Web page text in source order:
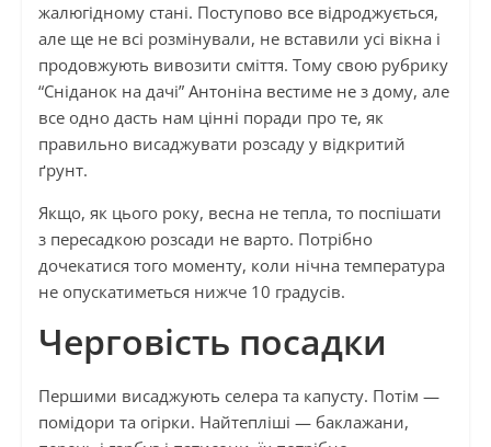
жалюгідному стані. Поступово все відроджується,
але ще не всі розмінували, не вставили усі вікна і
продовжують вивозити сміття. Тому свою рубрику
“Сніданок на дачі” Антоніна вестиме не з дому, але
все одно дасть нам цінні поради про те, як
правильно висаджувати розсаду у відкритий
ґрунт.
Якщо, як цього року, весна не тепла, то поспішати
з пересадкою розсади не варто. Потрібно
дочекатися того моменту, коли нічна температура
не опускатиметься нижче 10 градусів.
Черговість посадки
Першими висаджують селера та капусту. Потім —
помідори та огірки. Найтепліші — баклажани,